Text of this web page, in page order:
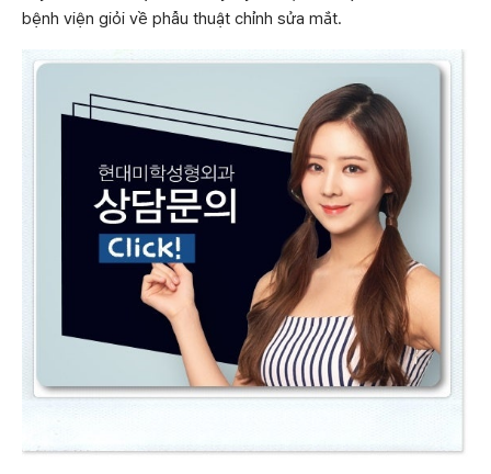
bệnh viện giỏi về phẫu thuật chỉnh sửa mắt.